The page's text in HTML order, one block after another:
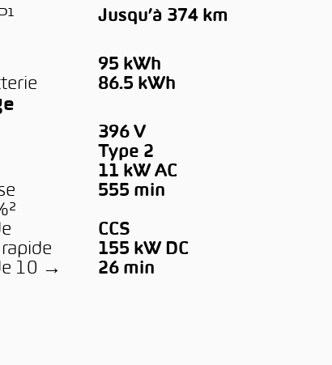
Jusqu’à 374 km
95 kWh
86.5 kWh
396 V
Type 2
11 kW AC
555 min
CCS
155 kW DC
10 →
26 min